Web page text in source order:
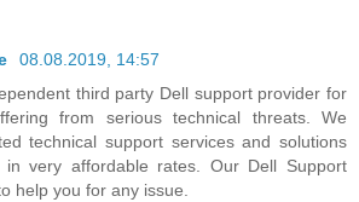
08.08.2019, 14:57
third party Dell support provider for
from serious technical threats. We
technical support services and solutions
very affordable rates. Our Dell Support
help you for any issue.